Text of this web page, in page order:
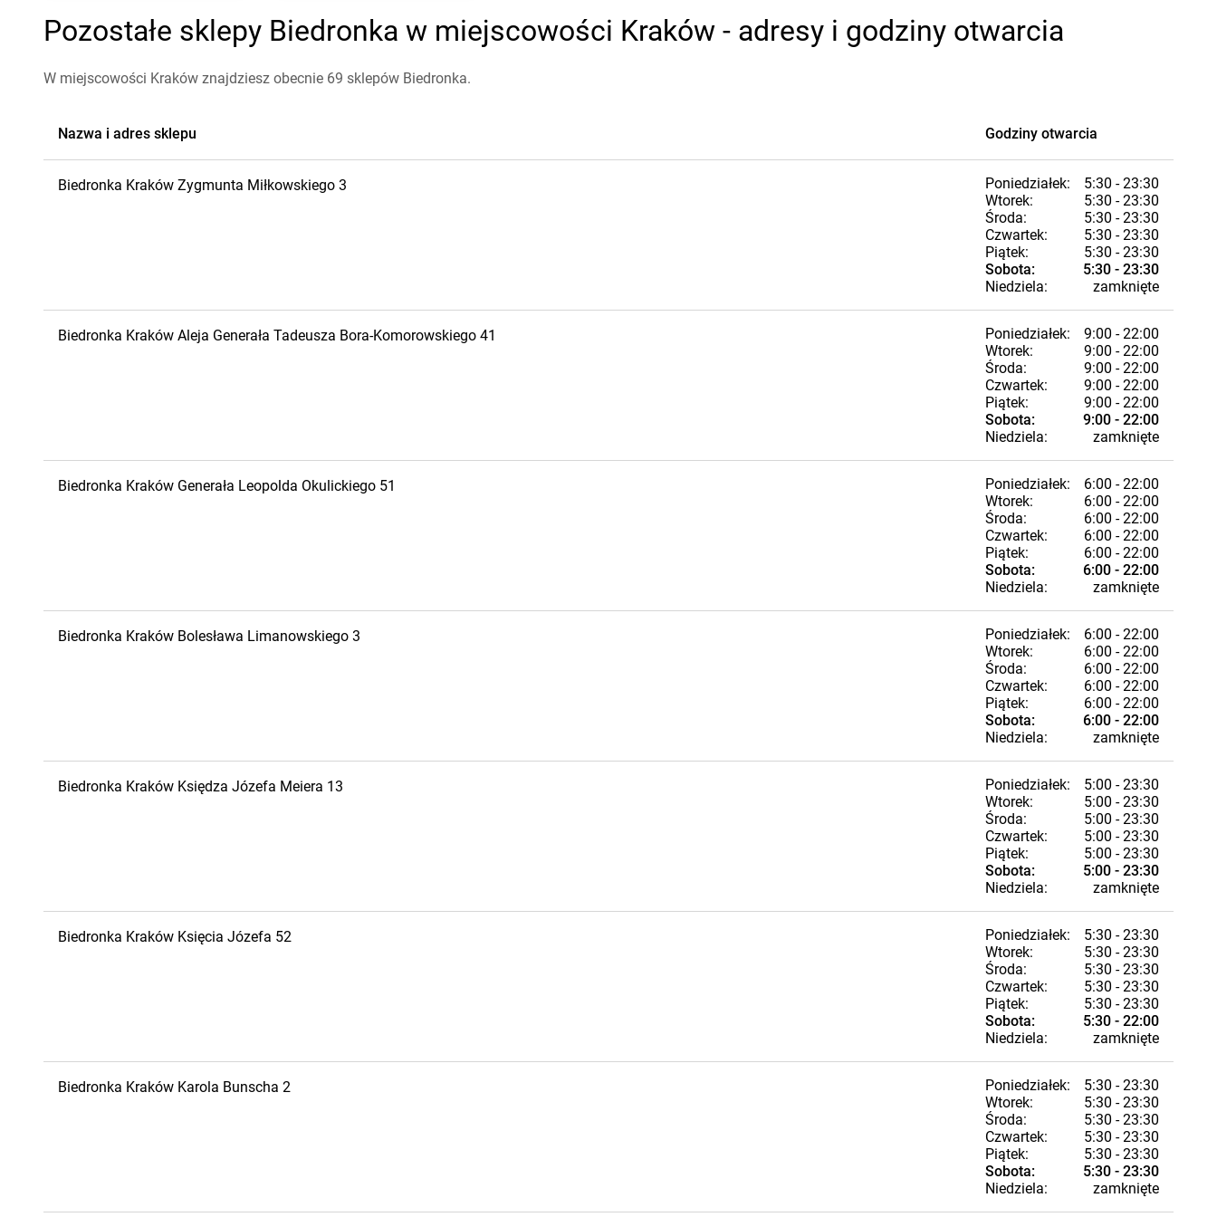
Pozostałe sklepy Biedronka w miejscowości Kraków - adresy i godziny otwarcia
W miejscowości Kraków znajdziesz obecnie 69 sklepów Biedronka.
Nazwa i adres sklepu Godziny otwarcia
Biedronka Kraków Zygmunta Miłkowskiego 3 Poniedziałek:
5:30 - 23:30
Wtorek:
5:30 - 23:30
Środa:
5:30 - 23:30
Czwartek:
5:30 - 23:30
Piątek:
5:30 - 23:30
Sobota:
5:30 - 23:30
Niedziela:
zamknięte
Biedronka Kraków Aleja Generała Tadeusza Bora-Komorowskiego 41 Poniedziałek:
9:00 - 22:00
Wtorek:
9:00 - 22:00
Środa:
9:00 - 22:00
Czwartek:
9:00 - 22:00
Piątek:
9:00 - 22:00
Sobota:
9:00 - 22:00
Niedziela:
zamknięte
Biedronka Kraków Generała Leopolda Okulickiego 51 Poniedziałek:
6:00 - 22:00
Wtorek:
6:00 - 22:00
Środa:
6:00 - 22:00
Czwartek:
6:00 - 22:00
Piątek:
6:00 - 22:00
Sobota:
6:00 - 22:00
Niedziela:
zamknięte
Biedronka Kraków Bolesława Limanowskiego 3 Poniedziałek:
6:00 - 22:00
Wtorek:
6:00 - 22:00
Środa:
6:00 - 22:00
Czwartek:
6:00 - 22:00
Piątek:
6:00 - 22:00
Sobota:
6:00 - 22:00
Niedziela:
zamknięte
Biedronka Kraków Księdza Józefa Meiera 13 Poniedziałek:
5:00 - 23:30
Wtorek:
5:00 - 23:30
Środa:
5:00 - 23:30
Czwartek:
5:00 - 23:30
Piątek:
5:00 - 23:30
Sobota:
5:00 - 23:30
Niedziela:
zamknięte
Biedronka Kraków Księcia Józefa 52 Poniedziałek:
5:30 - 23:30
Wtorek:
5:30 - 23:30
Środa:
5:30 - 23:30
Czwartek:
5:30 - 23:30
Piątek:
5:30 - 23:30
Sobota:
5:30 - 22:00
Niedziela:
zamknięte
Biedronka Kraków Karola Bunscha 2 Poniedziałek:
5:30 - 23:30
Wtorek:
5:30 - 23:30
Środa:
5:30 - 23:30
Czwartek:
5:30 - 23:30
Piątek:
5:30 - 23:30
Sobota:
5:30 - 23:30
Niedziela:
zamknięte